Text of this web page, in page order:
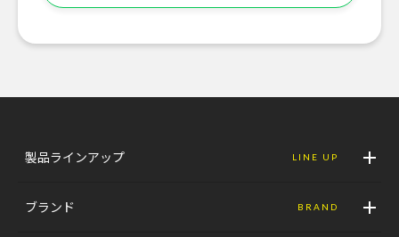
製品ラインアップ LINE UP
ブランド BRAND